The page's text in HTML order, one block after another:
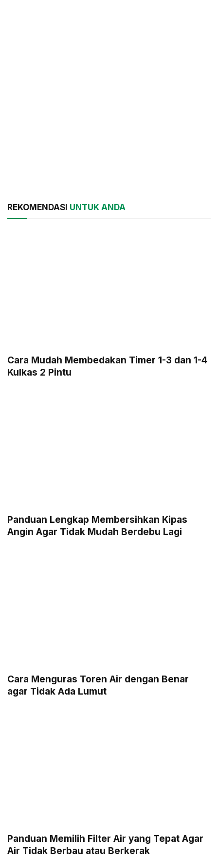
REKOMENDASI UNTUK ANDA
Cara Mudah Membedakan Timer 1-3 dan 1-4
Kulkas 2 Pintu
Panduan Lengkap Membersihkan Kipas
Angin Agar Tidak Mudah Berdebu Lagi
Cara Menguras Toren Air dengan Benar
agar Tidak Ada Lumut
Panduan Memilih Filter Air yang Tepat Agar
Air Tidak Berbau atau Berkerak